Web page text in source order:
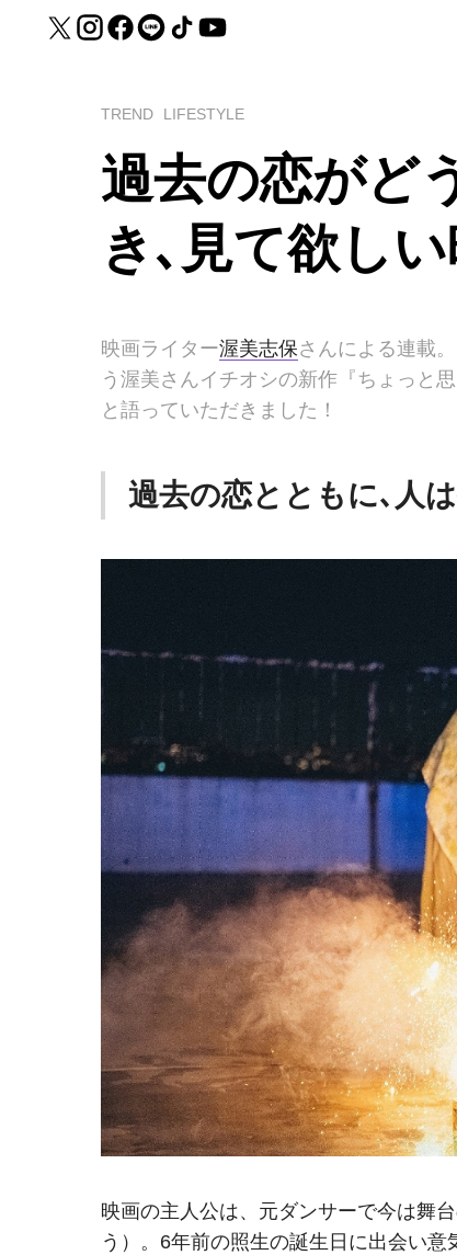
TREND LIFESTYLE
過去の恋がど
き､見て欲し
映画ライター渥美志保さんによる連載
う渥美さんイチオシの新作『ちょっと
と語っていただきました！
過去の恋とともに､人
映画の主人公は、元ダンサーで今は舞
う）。6年前の照生の誕生日に出会い